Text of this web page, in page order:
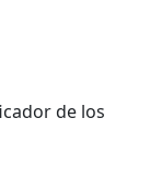
de los